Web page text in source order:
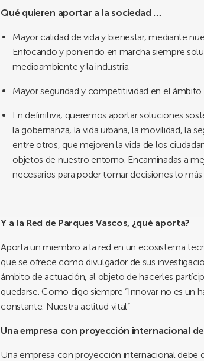
Qué quieren aportar a la sociedad …
Mayor calidad de vida y bienestar, mediante
Enfocando y poniendo en marcha siempre
medioambiente y la industria.
Mayor seguridad y competitividad en el ámbito
En definitiva, queremos aportar soluciones
la gobernanza, la vida urbana, la movilidad, la
entre otros, que mejoren la vida de los
objetos de nuestro entorno. Encaminadas a
necesarios para poder tomar decisiones lo
Y a la Red de Parques Vascos, ¿qué aporta?
Aporta un miembro a la red en un ecosistema
que se ofrece como divulgador de sus
ámbito de actuación, al objeto de hacerles
quedarse. Como digo siempre “Innovar no es un
constante. Nuestra actitud vital”
Una empresa con proyección internacional
Una empresa con proyección internacional debe